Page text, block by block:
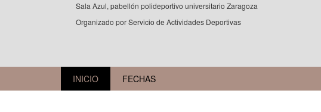
Sala Azul, pabellón polideportivo universitario Zaragoza
Organizado porServicio de Actividades Deportivas
INICIO FECHAS